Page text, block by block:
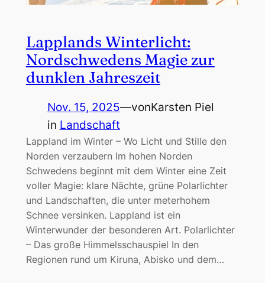
Lapplands Winterlicht:
Nordschwedens Magie zur
dunklen Jahreszeit
Nov. 15, 2025—vonKarsten Piel
in Landschaft
Lappland im Winter – Wo Licht und Stille den
Norden verzaubern Im hohen Norden
Schwedens beginnt mit dem Winter eine Zeit
voller Magie: klare Nächte, grüne Polarlichter
und Landschaften, die unter meterhohem
Schnee versinken. Lappland ist ein
Winterwunder der besonderen Art. Polarlichter
– Das große Himmels­schauspiel In den
Regionen rund um Kiruna, Abisko und dem…